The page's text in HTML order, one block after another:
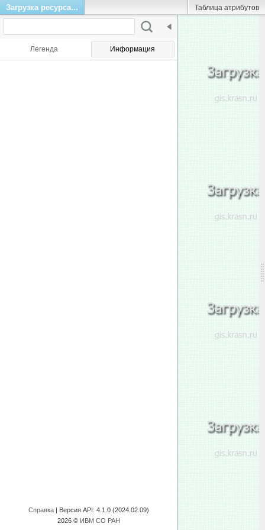
Загрузка ресурса... Таблица атрибутов
Легенда Информация
Справка| Версия API: 4.1.0 (2024.02.09)
2026 © ИВМ СО РАН